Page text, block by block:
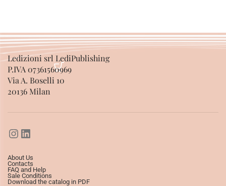
Ledizioni srl LediPublishing
P.IVA 07361560969
Via A. Boselli 10
20136 Milan
About Us
Contacts
FAQ and Help
Sale Conditions
Download the catalog in PDF